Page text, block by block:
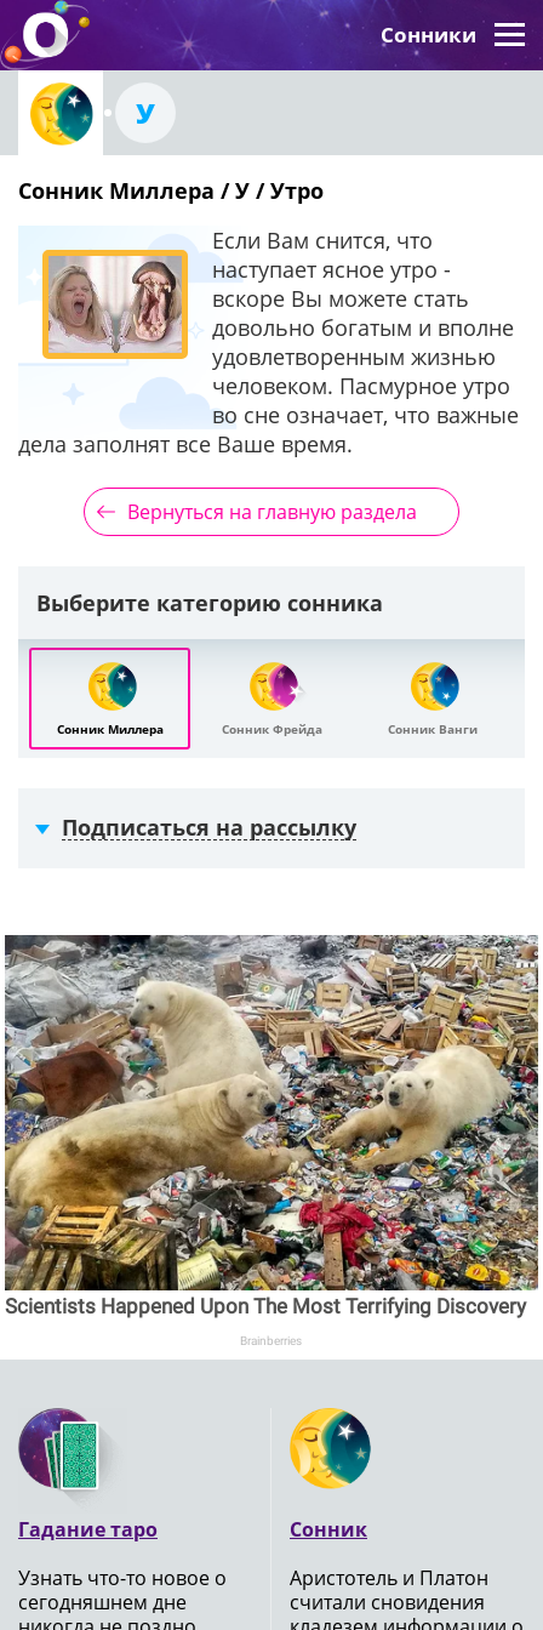
Сонники
У
Сонник Миллера / У / Утро
Если Вам снится, что
наступает ясное утро -
вскоре Вы можете стать
довольно богатым и вполне
удовлетворенным жизнью
человеком. Пасмурное утро
во сне означает, что важные
дела заполнят все Ваше время.
Вернуться на главную раздела
Выберите категорию сонника
Сонник Миллера Сонник Фрейда Сонник Ванги
Подписаться на рассылку
Scientists Happened Upon The Most Terrifying Discovery
Brainberries
Гадание таро
Узнать что-то новое о
сегодняшнем дне
Сонник
Аристотель и Платон
считали сновидения